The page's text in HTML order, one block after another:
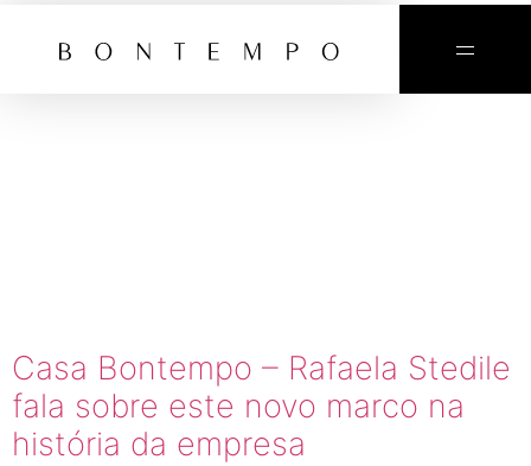
Casa Bontempo – Rafaela Stedile
fala sobre este novo marco na
história da empresa